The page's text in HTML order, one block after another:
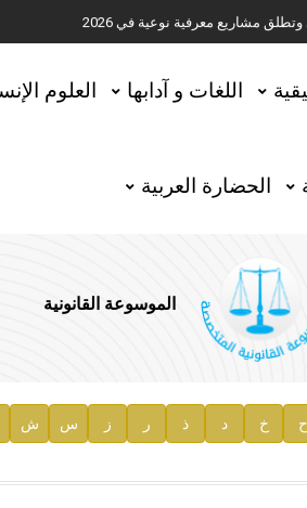
مشاريع معرفية نوعية في 2026
2025
العربية
سورية
في عام 2026
اللغات و آدابها العلوم
الحضارة العربية
الموسوعة القانونية
ح خ د ذ ر ز س ش